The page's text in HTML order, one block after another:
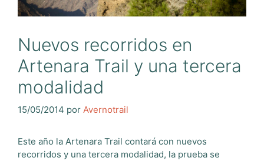
Nuevos recorridos en
Artenara Trail y una tercera
modalidad
15/05/2014 por Avernotrail
Este año la Artenara Trail contará con nuevos
recorridos y una tercera modalidad, la prueba se